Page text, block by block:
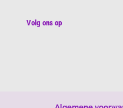
Volg ons op